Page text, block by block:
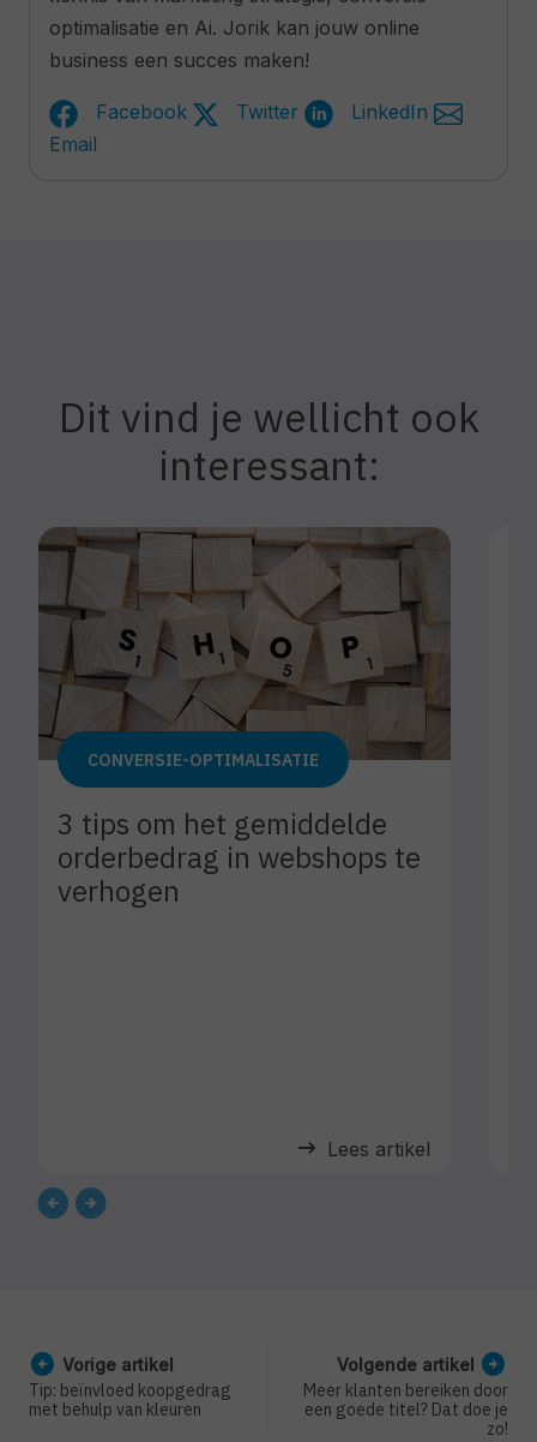
optimalisatie en Ai. Jorik kan jouw online
business een succes maken!
Facebook Twitter
LinkedIn
Email
Dit vind je wellicht ook
interessant:
CONVERSIE-OPTIMALISATIE
3 tips om het gemiddelde
orderbedrag in webshops te
verhogen
arrow_right_alt Lees artikel
arrow_circle_left Vorige artikel
Tip: beïnvloed koopgedrag
met behulp van kleuren
Volgende artikel arrow_circle_right
Meer klanten bereiken door
een goede titel? Dat doe je
zo!